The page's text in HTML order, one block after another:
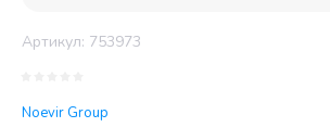
Артикул: 753973
Noevir Group